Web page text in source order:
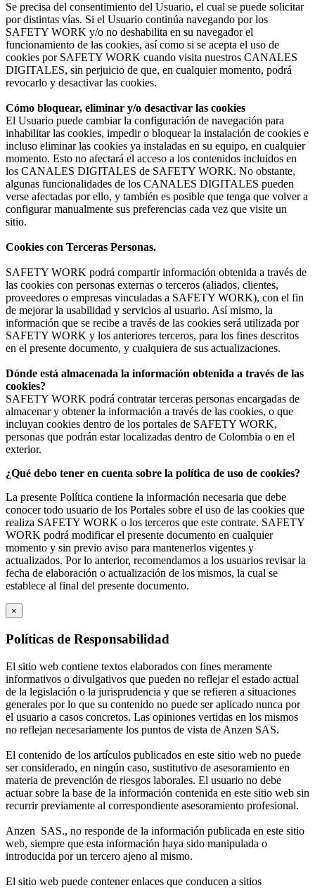
Se precisa del consentimiento del Usuario, el cual se puede solicitar
por distintas vías. Si el Usuario continúa navegando por los
SAFETY WORK y/o no deshabilita en su navegador el
funcionamiento de las cookies, así como si se acepta el uso de
cookies por SAFETY WORK cuando visita nuestros CANALES
DIGITALES, sin perjuicio de que, en cualquier momento, podrá
revocarlo y desactivar las cookies.
Cómo bloquear, eliminar y/o desactivar las cookies
El Usuario puede cambiar la configuración de navegación para
inhabilitar las cookies, impedir o bloquear la instalación de cookies e
incluso eliminar las cookies ya instaladas en su equipo, en cualquier
momento. Esto no afectará el acceso a los contenidos incluidos en
los CANALES DIGITALES de SAFETY WORK. No obstante,
algunas funcionalidades de los CANALES DIGITALES pueden
verse afectadas por ello, y también es posible que tenga que volver a
configurar manualmente sus preferencias cada vez que visite un
sitio.
Cookies con Terceras Personas.
SAFETY WORK podrá compartir información obtenida a través de
las cookies con personas externas o terceros (aliados, clientes,
proveedores o empresas vinculadas a SAFETY WORK), con el fin
de mejorar la usabilidad y servicios al usuario. Así mismo, la
información que se recibe a través de las cookies será utilizada por
SAFETY WORK y los anteriores terceros, para los fines descritos
en el presente documento, y cualquiera de sus actualizaciones.
Dónde está almacenada la información obtenida a través de las
cookies?
SAFETY WORK podrá contratar terceras personas encargadas de
almacenar y obtener la información a través de las cookies, o que
incluyan cookies dentro de los portales de SAFETY WORK,
personas que podrán estar localizadas dentro de Colombia o en el
exterior.
¿Qué debo tener en cuenta sobre la política de uso de cookies?
La presente Política contiene la información necesaria que debe
conocer todo usuario de los Portales sobre el uso de las cookies que
realiza SAFETY WORK o los terceros que este contrate. SAFETY
WORK podrá modificar el presente documento en cualquier
momento y sin previo aviso para mantenerlos vigentes y
actualizados. Por lo anterior, recomendamos a los usuarios revisar la
fecha de elaboración o actualización de los mismos, la cual se
establece al final del presente documento.
×
Políticas de Responsabilidad
El sitio web contiene textos elaborados con fines meramente
informativos o divulgativos que pueden no reflejar el estado actual
de la legislación o la jurisprudencia y que se refieren a situaciones
generales por lo que su contenido no puede ser aplicado nunca por
el usuario a casos concretos. Las opiniones vertidas en los mismos
no reflejan necesariamente los puntos de vista de Anzen SAS.
El contenido de los artículos publicados en este sitio web no puede
ser considerado, en ningún caso, sustitutivo de asesoramiento en
materia de prevención de riesgos laborales. El usuario no debe
actuar sobre la base de la información contenida en este sitio web sin
recurrir previamente al correspondiente asesoramiento profesional.
Anzen SAS., no responde de la información publicada en este sitio
web, siempre que esta información haya sido manipulada o
introducida por un tercero ajeno al mismo.
El sitio web puede contener enlaces que conducen a sitios